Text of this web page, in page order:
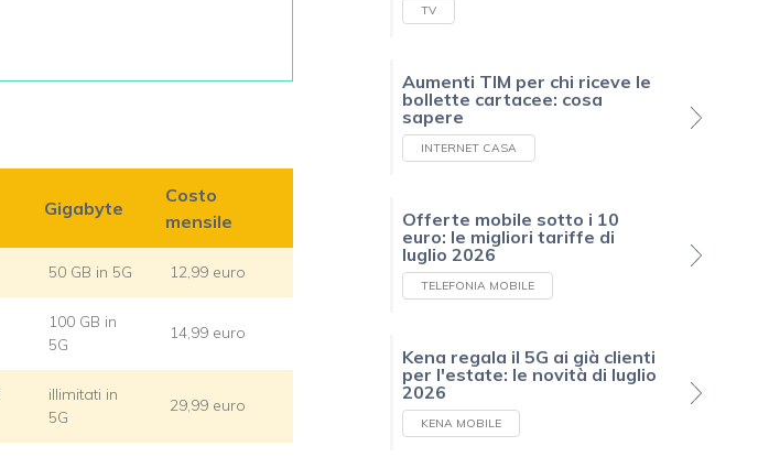
Gigabyte
Costo
mensile
50 GB in 5G 12,99 euro
100 GB in
5G
14,99 euro
illimitati in
5G
29,99 euro
TV
Aumenti TIM per chi riceve le
bollette cartacee: cosa
sapere
INTERNET CASA
Offerte mobile sotto i 10
euro: le migliori tariffe di
luglio 2026
TELEFONIA MOBILE
Kena regala il 5G ai già clienti
per l'estate: le novità di luglio
2026
KENA MOBILE